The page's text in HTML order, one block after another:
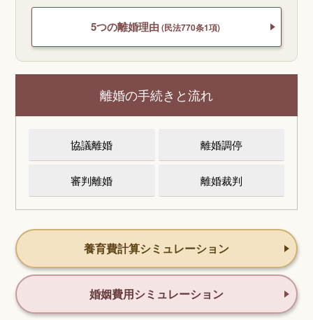
5つの離婚理由 (民法770条1項)
離婚の手続きと流れ
協議離婚 離婚調停
審判離婚 離婚裁判
養育費計算シミュレーション
婚姻費用シミュレーション